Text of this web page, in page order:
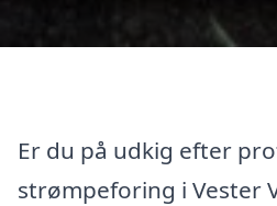
Er du på udkig efter
strømpeforing i Vester